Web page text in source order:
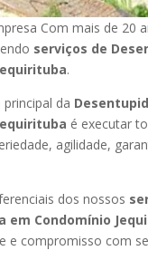
Com mais de 20
serviços de
.
da
é executar
agilidade,
dos nossos
em Condomínio
e compromisso com